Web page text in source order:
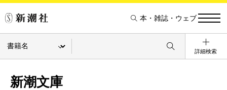
本・雑誌・ウェブ
詳細検索
新潮文庫